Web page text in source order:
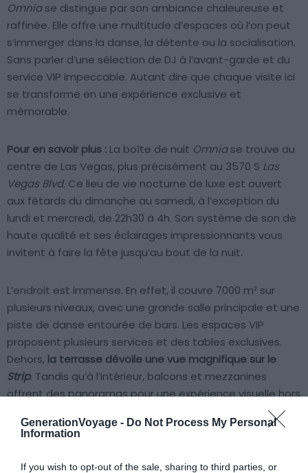
GenerationVoyage - Do Not Process My Personal
Information
If you wish to opt-out of the sale, sharing to third parties, or
Omniase distingue par son ambiance chaleureuse et
raffinée. Elle offre une multitude d’espaces où l’on peut
s’immerger dans la danse, la détente ou la socialisation.
Sans parler d’une sélection de DJ à l’avant-garde et du
service VIP impeccable. Autant dire que chaque visite ici
se transforme en une expérience exclusive et
mémorable.
Pour en savoir plus : La boîte de nuit Omniase trouve au
centre de Las Vegas, plus précisément au 3570 S Las
Vegas Blvd. Ce lieu de vie nocturne de luxe est ouvert
aux fêtards du dimanche au samedi, à l’exception du
lundi et mercredi, de 22h30 à 4h. Son système de son de
haute qualité et ses éclairages impressionnants vous
invitent à faire la fête jusqu’au bout de la nuit.
L’endroit est immense. En effet, il couvre 7000 m² sur
plusieurs niveaux, avec une grande salle principale et une
piste de danse entourée de bars. Les espaces VIP
proposent plusieurs services et des tables exclusives.
Dehors, la terrasse dévoile une vue magnifique sur le
Strip. Tandis qu’à l’intérieur, balcons et mezzanines
offrent des panoramas pour une expérience visuelle hors